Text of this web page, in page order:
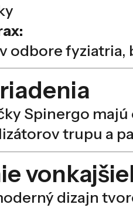
odbore
Spinergo
trupu a
dizajn